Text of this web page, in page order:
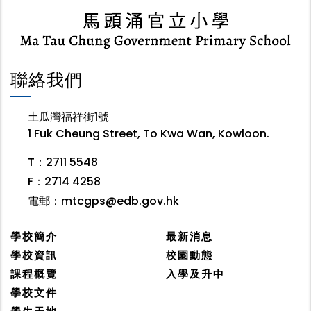
聯絡我們
土瓜灣福祥街1號
1 Fuk Cheung Street, To Kwa Wan, Kowloon.
T：2711 5548
F：2714 4258
電郵： mtcgps@edb.gov.hk
學校簡介
學校資訊
課程概覽
學校文件
最新消息
校園動態
入學及升中